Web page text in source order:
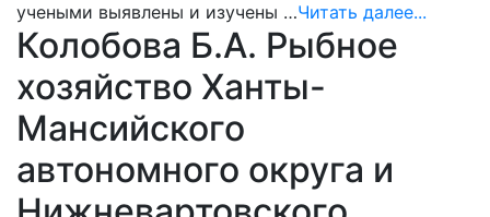
учеными выявлены и изучены …Читать далее...
Колобова Б.А. Рыбное
хозяйство Ханты-
Мансийского
автономного округа и